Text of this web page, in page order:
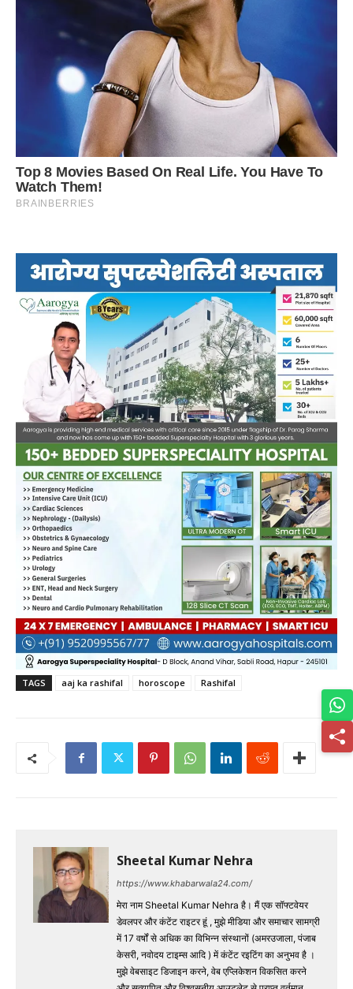
TAGS aaj ka rashifal horoscope Rashifal
Sheetal Kumar Nehra
https://www.khabarwala24.com/
मेरा नाम Sheetal Kumar Nehra है। मैं एक सॉफ्टवेयर
डेवलपर और कंटेंट राइटर हूं , मुझे मीडिया और समाचार सामग्री
में 17 वर्षों से अधिक का विभिन्न संस्थानों (अमरउजाला, पंजाब
केसरी, नवोदय टाइम्स आदि ) में कंटेंट रइटिंग का अनुभव है ।
मुझे वेबसाइट डिजाइन करने, वेब एप्लिकेशन विकसित करने